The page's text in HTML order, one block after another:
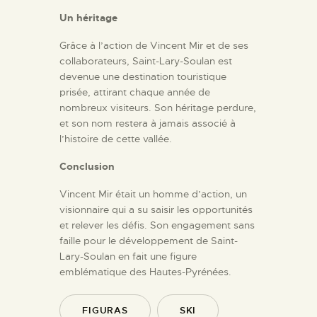
Un héritage
Grâce à l’action de Vincent Mir et de ses
collaborateurs, Saint-Lary-Soulan est
devenue une destination touristique
prisée, attirant chaque année de
nombreux visiteurs. Son héritage perdure,
et son nom restera à jamais associé à
l’histoire de cette vallée.
Conclusion
Vincent Mir était un homme d’action, un
visionnaire qui a su saisir les opportunités
et relever les défis. Son engagement sans
faille pour le développement de Saint-
Lary-Soulan en fait une figure
emblématique des Hautes-Pyrénées.
FIGURAS SKI